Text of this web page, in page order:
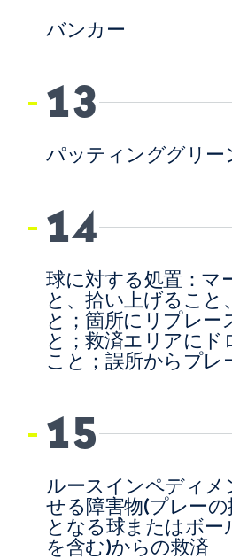
バンカー
13
パッティンググリー
14
球に対する処置：マ
と、拾い上げること
と；箇所にリプレー
と；救済エリアにド
こと；誤所からプレ
15
ルースインペディメ
せる障害物(プレー
となる球またはボー
を含む)からの救済